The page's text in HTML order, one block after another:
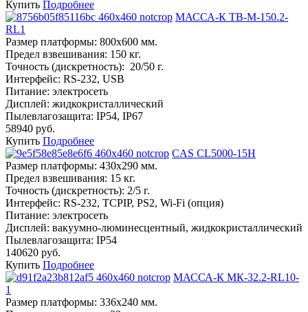
Купить Подробнее
МАССА-К ТВ-M-150.2-
RL1
Размер платформы: 800х600 мм.
Предел взвешивания: 150 кг.
Точность (дискретность): 20/50 г.
Интерфейс: RS-232, USB
Питание: электросеть
Дисплей: жидкокристаллический
Пылевлагозащита: IP54, IP67
58940 руб.
Купить Подробнее
CAS CL5000-15H
Размер платформы: 430х290 мм.
Предел взвешивания: 15 кг.
Точность (дискретность): 2/5 г.
Интерфейс: RS-232, TCPIP, PS2, Wi-Fi (опция)
Питание: электросеть
Дисплей: вакуумно-люминесцентный, жидкокристаллический
Пылевлагозащита: IP54
140620 руб.
Купить Подробнее
МАССА-К МК-32.2-RL10-
1
Размер платформы: 336х240 мм.